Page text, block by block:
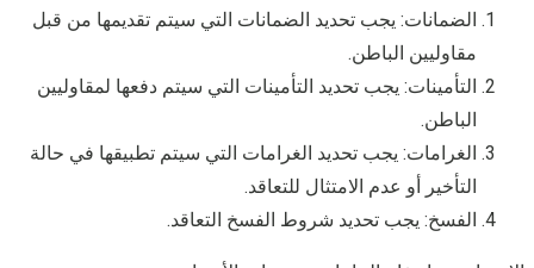
الضمانات: يجب تحديد الضمانات التي سيتم تقديمها من قبل
مقاوليين الباطن.
التأمينات: يجب تحديد التأمينات التي سيتم دفعها لمقاوليين
الباطن.
الغرامات: يجب تحديد الغرامات التي سيتم تطبيقها في حالة
التأخير أو عدم الامتثال للتعاقد.
الفسخ: يجب تحديد شروط الفسخ التعاقد.